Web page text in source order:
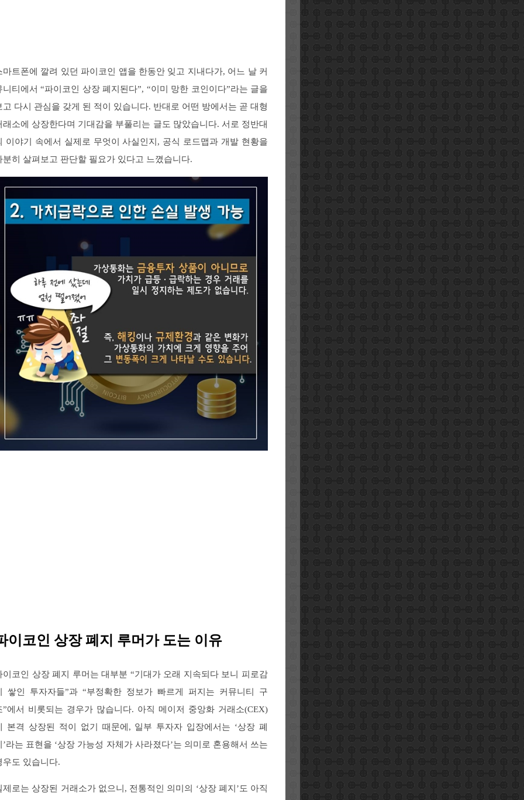
마트폰에 깔려 있던 파이코인 앱을 한동안 잊고 지내다가, 어느 날 커
니티에서 “파이코인 상장 폐지된다”, “이미 망한 코인이다”라는 글을
고 다시 관심을 갖게 된 적이 있습니다. 반대로 어떤 방에서는 곧 대형
래소에 상장한다며 기대감을 부풀리는 글도 많았습니다. 서로 정반대
이야기 속에서 실제로 무엇이 사실인지, 공식 로드맵과 개발 현황을
분히 살펴보고 판단할 필요가 있다고 느꼈습니다.
이코인 상장 폐지 루머가 도는 이유
이코인 상장 폐지 루머는 대부분 “기대가 오래 지속되다 보니 피로감
쌓인 투자자들”과 “부정확한 정보가 빠르게 퍼지는 커뮤니티 구
”에서 비롯되는 경우가 많습니다. 아직 메이저 중앙화 거래소(CEX)
본격 상장된 적이 없기 때문에, 일부 투자자 입장에서는 ‘상장 폐
’라는 표현을 ‘상장 가능성 자체가 사라졌다’는 의미로 혼용해서 쓰는
우도 있습니다.
제로는 상장된 거래소가 없으니, 전통적인 의미의 ‘상장 폐지’도 아직